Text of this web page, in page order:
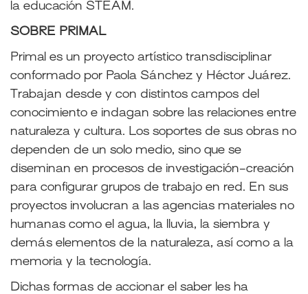
la educación STEAM.
SOBRE PRIMAL
Primal es un proyecto artístico transdisciplinar
conformado por Paola Sánchez y Héctor Juárez.
Trabajan desde y con distintos campos del
conocimiento e indagan sobre las relaciones entre
naturaleza y cultura. Los soportes de sus obras no
dependen de un solo medio, sino que se
diseminan en procesos de investigación-creación
para configurar grupos de trabajo en red. En sus
proyectos involucran a las agencias materiales no
humanas como el agua, la lluvia, la siembra y
demás elementos de la naturaleza, así como a la
memoria y la tecnología.
Dichas formas de accionar el saber les ha